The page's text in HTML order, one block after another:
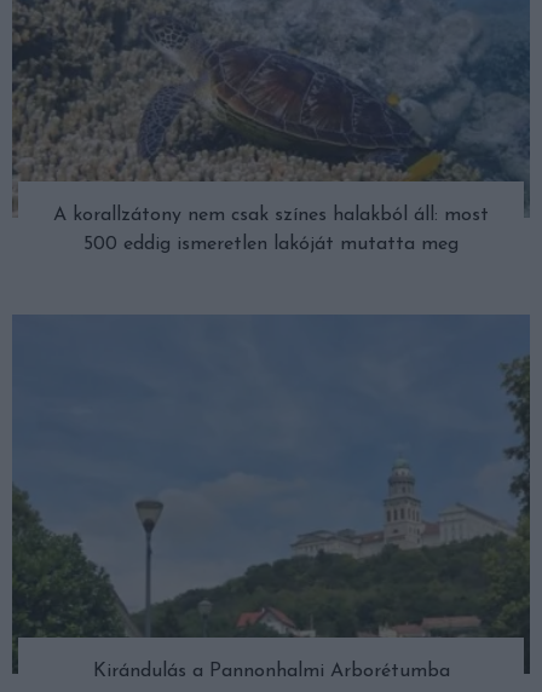
A korallzátony nem csak színes halakból áll: most
500 eddig ismeretlen lakóját mutatta meg
Kirándulás a Pannonhalmi Arborétumba